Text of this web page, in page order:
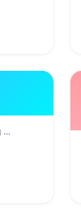
…